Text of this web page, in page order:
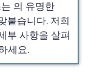
의 유명한
습니다. 저희
부 사항을 살펴
세요.